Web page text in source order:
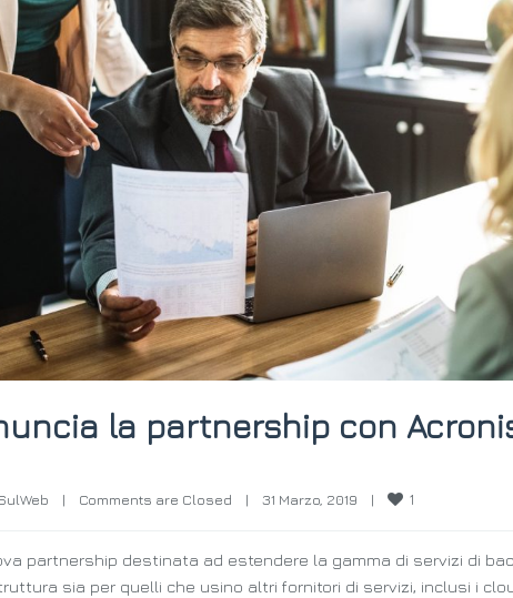
la partnership con
| Comments are Closed | 31 Marzo, 2019 | 1
partnership destinata ad estendere la gamma di servizi di
sia per quelli che usino altri fornitori di servizi, inclusi i